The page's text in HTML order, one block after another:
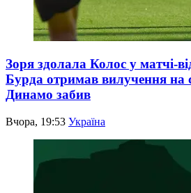
Зоря здолала Колос у матчі-
Бурда отримав вилучення на
Динамо забив
Вчора, 19:53 Україна